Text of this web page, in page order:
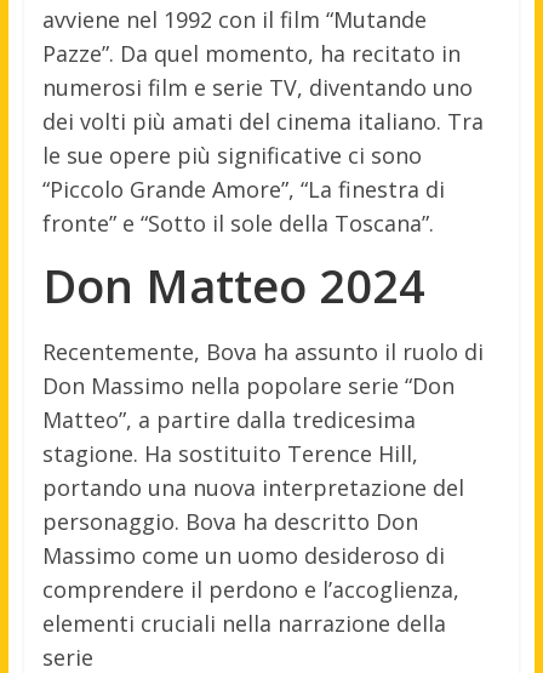
avviene nel 1992 con il film “Mutande
Pazze”. Da quel momento, ha recitato in
numerosi film e serie TV, diventando uno
dei volti più amati del cinema italiano. Tra
le sue opere più significative ci sono
“Piccolo Grande Amore”, “La finestra di
fronte” e “Sotto il sole della Toscana”.
Don Matteo 2024
Recentemente, Bova ha assunto il ruolo di
Don Massimo nella popolare serie “Don
Matteo”, a partire dalla tredicesima
stagione. Ha sostituito Terence Hill,
portando una nuova interpretazione del
personaggio. Bova ha descritto Don
Massimo come un uomo desideroso di
comprendere il perdono e l’accoglienza,
elementi cruciali nella narrazione della
serie